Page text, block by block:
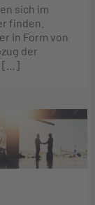
sich im
finden.
in Form von
der
[…]